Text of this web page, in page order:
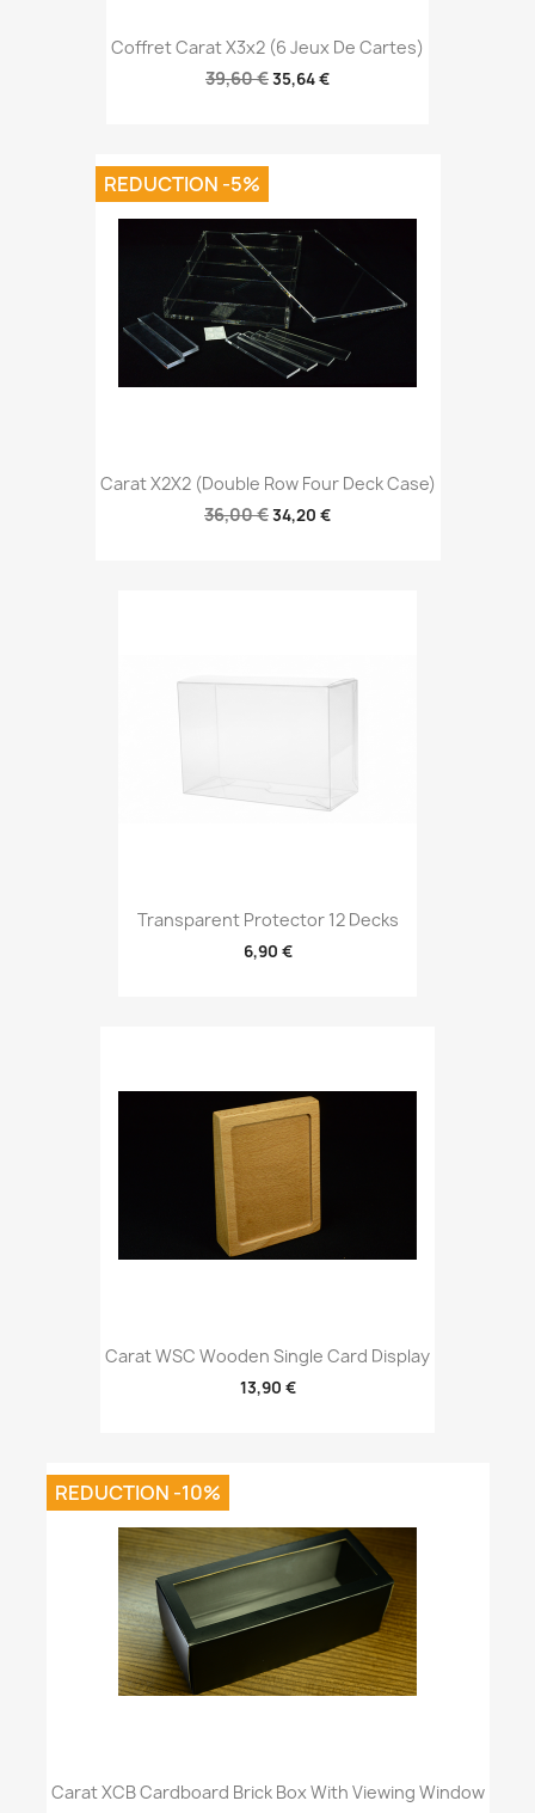
Coffret Carat X3x2 (6 Jeux De Cartes)
39,60 €35,64 €
Carat X2X2 (Double Row Four Deck Case)
36,00 €34,20 €
REDUCTION -5%
Transparent Protector 12 Decks
6,90 €
Carat WSC Wooden Single Card Display
13,90 €
Carat XCB Cardboard Brick Box With Viewing Window
REDUCTION -10%